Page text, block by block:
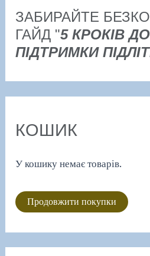
ЗАБИРАЙТЕ
ГАЙД "5 КРОКІВ
ПІДТРИМКИ
КОШИК
У кошику немає товарів.
Продовжити покупки